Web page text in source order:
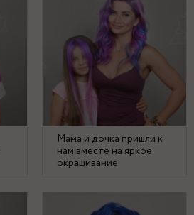
Мама и дочка пришли к
нам вместе на яркое
окрашивание